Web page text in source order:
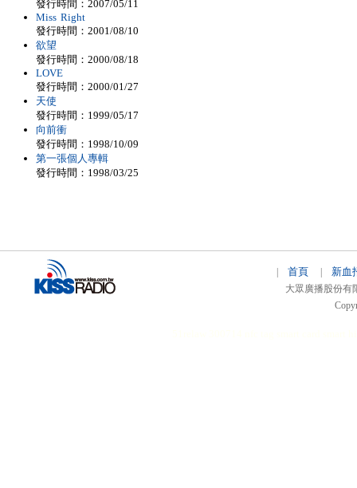
發行時間：2007/05/11
Miss Right
發行時間：2001/08/10
欲望
發行時間：2000/08/18
LOVE
發行時間：2000/01/27
天使
發行時間：1999/05/17
向前衝
發行時間：1998/10/09
第一張個人專輯
發行時間：1998/03/25
首頁 新血
大眾廣播股份有